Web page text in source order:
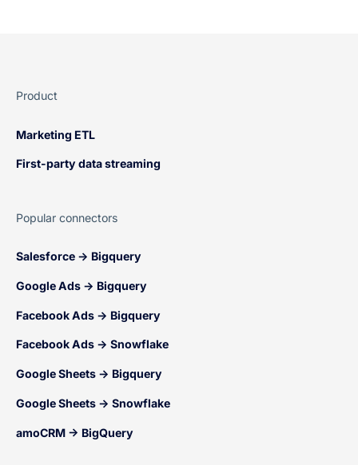
Product
Marketing ETL
First-party data streaming
Popular connectors
Salesforce → Bigquery
Google Ads → Bigquery
Facebook Ads → Bigquery
Facebook Ads → Snowflake
Google Sheets → Bigquery
Google Sheets → Snowflake
amoCRM → BigQuery